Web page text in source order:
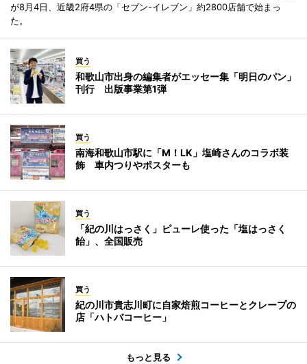
が8月4日、近畿2府4県の「セブン-イレブン」約2800店舗で始まっ
た。
買う
和歌山市出身の編集者がエッセー集「明日のパン」
刊行 出版事業第1弾
買う
南海和歌山市駅に「M！LK」塩崎さんのコラボ装
飾 車内つりやポスターも
買う
「紀の川はっさく」ピューレ使った「塩はっさく
飴」、全国販売
買う
紀の川市貴志川町に自家焙煎コーヒーとクレープの
店「ハトバコーヒー」
もっと見る